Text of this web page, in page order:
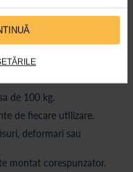
integritatea
ventilat atunci cand nu
de 100 kg.
de fiecare utilizare.
deformari sau
montat corespunzator.